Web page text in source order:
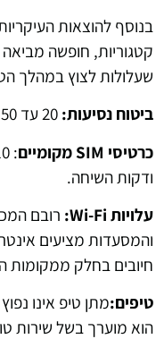
בנוסף להוצאות
קטגוריות, חופשה מביאה
שעלולות לצוץ במהלך
ביטוח נסיעות:20 עד 50 אירו לכיסוי בסיסי לשבוע.
כרטיסי SIM מקומיים
ודקות השיחה.
עלויות Wi-Fi:
רובם
והמסעדות מציעים
חיובים בחלק ממקומות
טיפים:מתן טיפ אינו
הוא מוערך בשל שירות